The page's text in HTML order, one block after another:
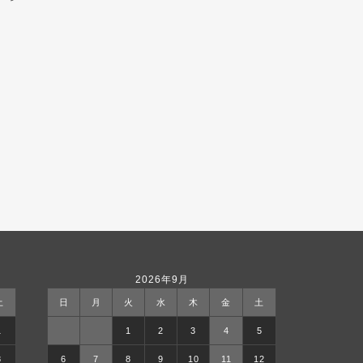
2026年9月
日 月 火 水 木 金 土
1 2 3 4 5
6 7 8 9 10 11 12